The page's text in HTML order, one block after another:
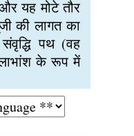
यह मोटे तौर
की लागत का
पथ (वह
के रूप में